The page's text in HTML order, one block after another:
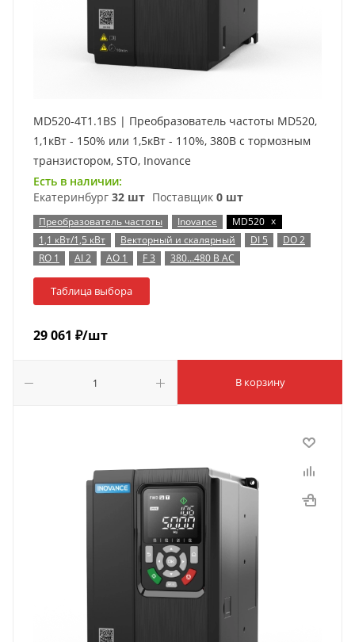
MD520-4T1.1BS | Преобразователь частоты MD520,
1,1кВт - 150% или 1,5кВт - 110%, 380В с тормозным
транзистором, STO, Inovance
Есть в наличии:
Екатеринбург 32 шт Поставщик 0 шт
Преобразователь частоты Inovance MD520 x
1,1 кВт/1,5 кВт
Векторный и скалярный DI 5
DO 2
RO 1
AI 2 AO 1 F 3 380…480 В AC
Таблица выбора
29 061 ₽/шт
В корзину